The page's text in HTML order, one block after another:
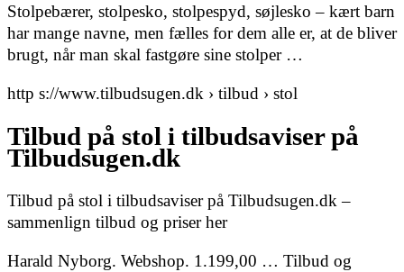
Stolpebærer, stolpesko, stolpespyd, søjlesko – kært barn
har mange navne, men fælles for dem alle er, at de bliver
brugt, når man skal fastgøre sine stolper …
http s://www.tilbudsugen.dk › tilbud › stol
Tilbud på stol i tilbudsaviser på
Tilbudsugen.dk
Tilbud på stol i tilbudsaviser på Tilbudsugen.dk –
sammenlign tilbud og priser her
Harald Nyborg. Webshop. 1.199,00 … Tilbud og